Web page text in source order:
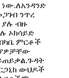
ንጥረ
ያሉ ብዙ
ኦክሳይድ
ምርቶች
ውህዶች